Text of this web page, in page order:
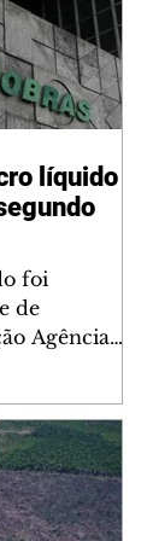
líquido
foi
de
Agência
trimestre
período
maiores